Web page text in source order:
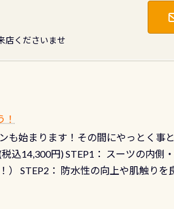
店くださいませ
も始まります！その間にやっとく事
込14,300円) STEP1： スーツの内側
STEP2： 防水性の向上や肌触り